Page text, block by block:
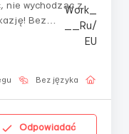
nie wychodząc z
Bez
dla
bez ukrytych
Bez języka
Odpowiadać